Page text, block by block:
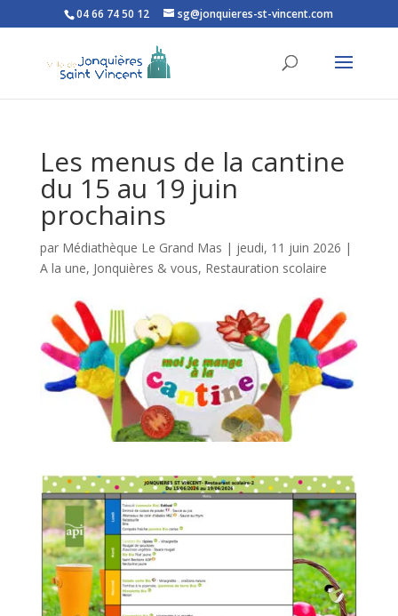
Ouvrir la barre d’outils
04 66 74 50 12 sg@jonquieres-st-vincent.com
Les menus de la cantine
du 15 au 19 juin
prochains
par Médiathèque Le Grand Mas | jeudi, 11 juin 2026 |
A la une, Jonquières & vous, Restauration scolaire